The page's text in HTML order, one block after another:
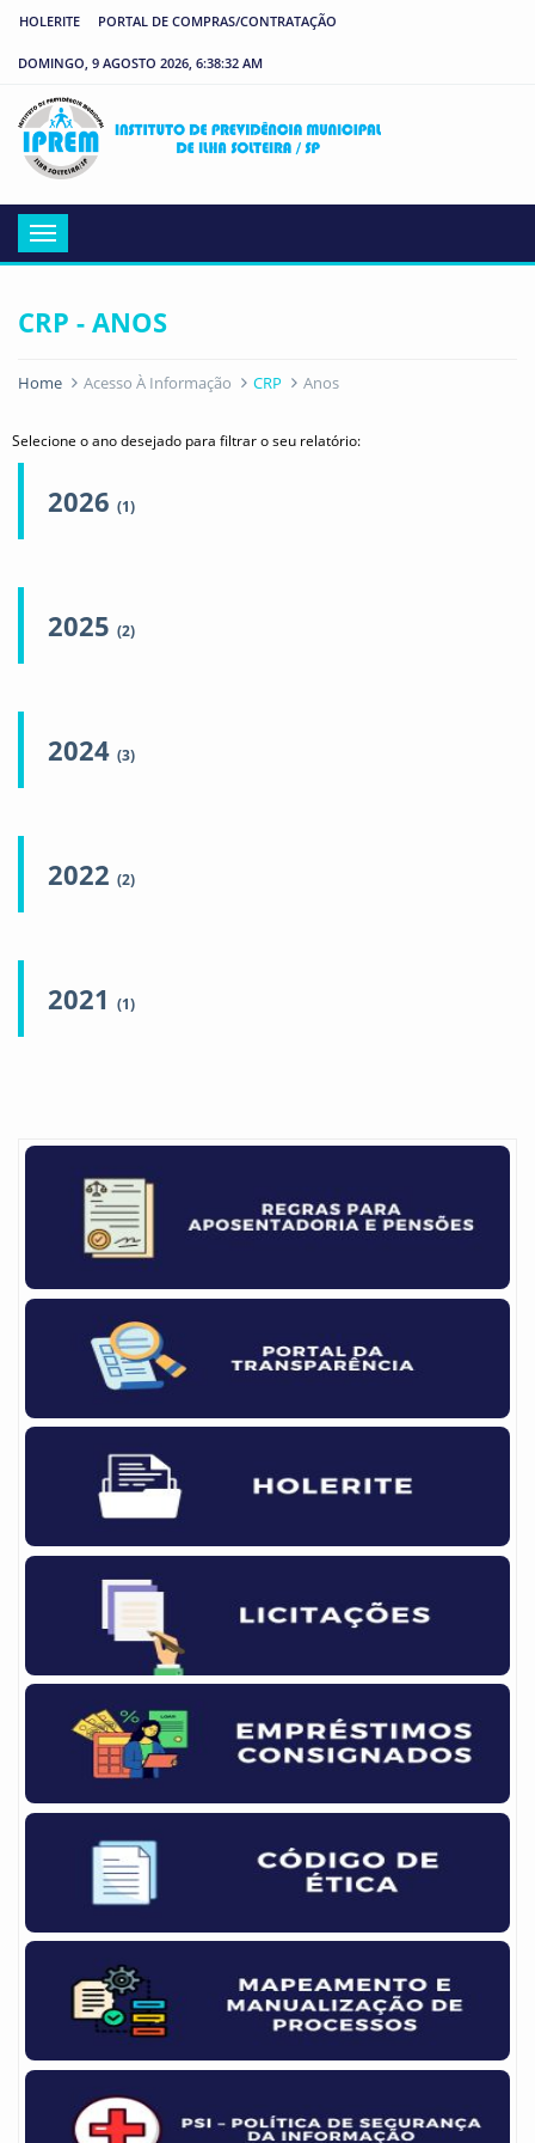
HOLERITE PORTAL DE COMPRAS/CONTRATAÇÃO
DOMINGO, 9 AGOSTO 2026, 6:38:32 AM
Menu
CRP - ANOS
Home Acesso À Informação CRP Anos
Selecione o ano desejado para filtrar o seu relatório:
2026 (1)
2025 (2)
2024 (3)
2022 (2)
2021 (1)